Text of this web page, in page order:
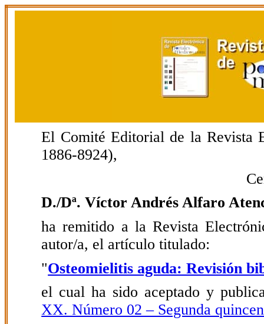
El Comité Editorial de la Revista
1886-8924),
D./Dª. Víctor Andrés Alfaro
ha remitido a la Revista
autor/a, el artículo titulado:
"Osteomielitis aguda: Revisión
el cual ha sido aceptado y
XX. Número 02 – Segunda